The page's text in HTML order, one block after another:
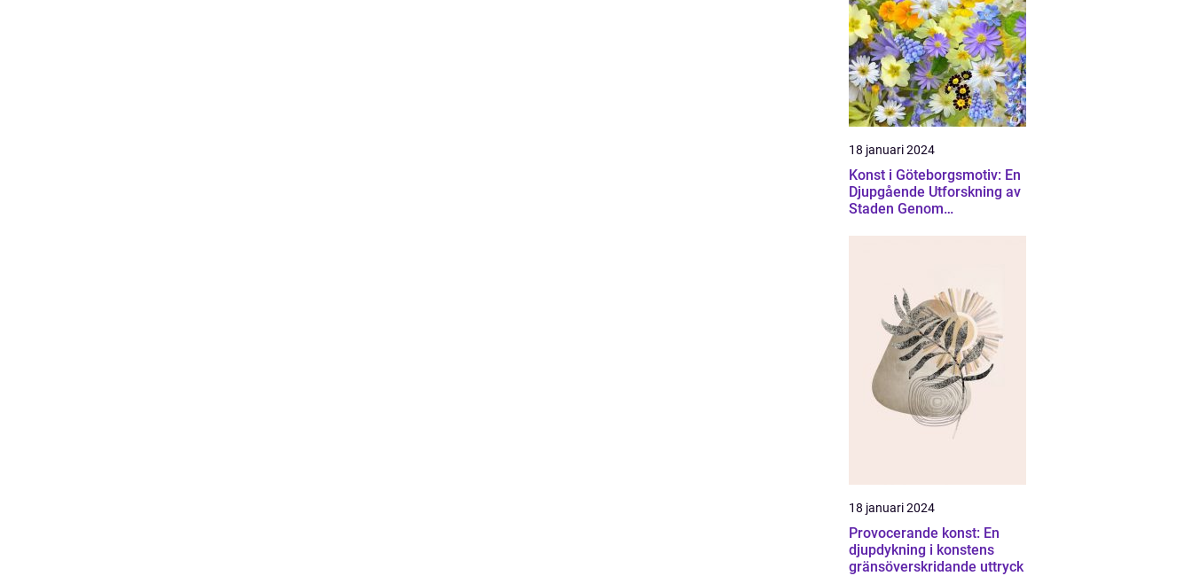
18 januari 2024
Konst i Göteborgsmotiv: En
Djupgående Utforskning av
Staden Genom
18 januari 2024
Provocerande konst: En
djupdykning i konstens
gränsöverskridande uttryck